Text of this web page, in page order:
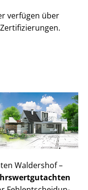
verfügen über
Waldershof –